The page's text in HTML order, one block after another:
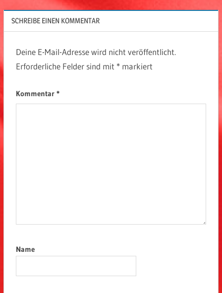
SCHREIBE EINEN KOMMENTAR
Deine E-Mail-Adresse wird nicht veröffentlicht.
Erforderliche Felder sind mit *markiert
Kommentar *
Name